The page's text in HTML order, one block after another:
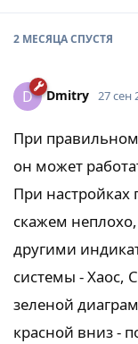
2 МЕСЯЦАСПУСТЯ
D Dmitry 27 сен
При
он может
При настройках
скажем неплохо,
другими
системы - Хаос,
зеленой
красной вниз -